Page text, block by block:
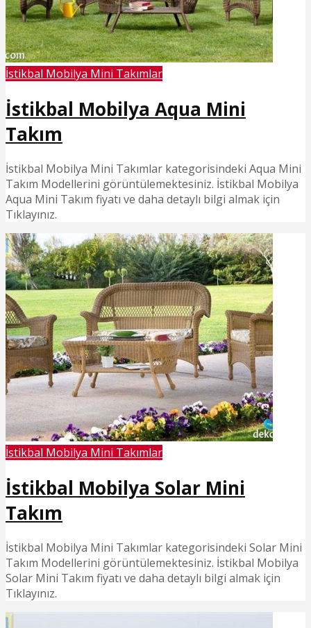
İstikbal Mobilya Mini Takımlar
İstikbal Mobilya Aqua Mini
Takım
İstikbal Mobilya Mini Takımlar kategorisindeki Aqua Mini
Takım Modellerini görüntülemektesiniz. İstikbal Mobilya
Aqua Mini Takım fiyatı ve daha detaylı bilgi almak için
Tıklayınız.
İstikbal Mobilya Mini Takımlar
İstikbal Mobilya Solar Mini
Takım
İstikbal Mobilya Mini Takımlar kategorisindeki Solar Mini
Takım Modellerini görüntülemektesiniz. İstikbal Mobilya
Solar Mini Takım fiyatı ve daha detaylı bilgi almak için
Tıklayınız.